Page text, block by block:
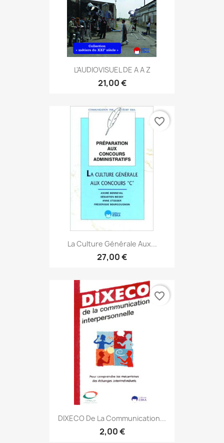
L'AUDIOVISUEL DE A A Z
21,00 €
La Culture Générale Aux...
27,00 €
favorite_border
DIXECO De La Communication...
2,00 €
favorite_border